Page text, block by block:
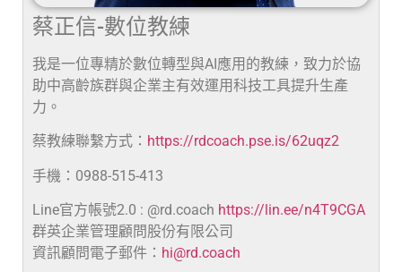
蔡正信-數位教練
我是一位專精於數位轉型與AI應用的教練，致力於協
助中高齡族群與企業主有效運用科技工具提升生產
力。
蔡教練聯繫方式： https://rdcoach.pse.is/62uqz2
手機：0988-515-413
Line官方帳號2.0 : @rd.coach https://lin.ee/n4T9CGA
群英企業管理顧問股份有限公司
資訊顧問電子郵件： hi@rd.coach